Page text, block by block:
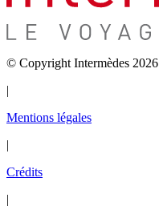
© Copyright Intermèdes 2026
|
Mentions légales
|
Crédits
|